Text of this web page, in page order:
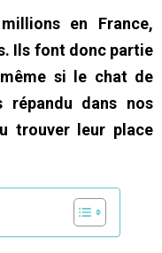
en France,
Ils font donc partie
si le chat de
dans nos
trouver leur place